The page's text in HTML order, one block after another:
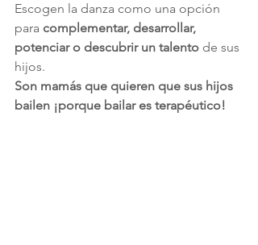
Escogen la danza como una opción
para complementar, desarrollar,
potenciar o descubrir un talento de sus
hijos.
Son mamás que quieren que sus hijos
bailen ¡porque bailar es terapéutico!